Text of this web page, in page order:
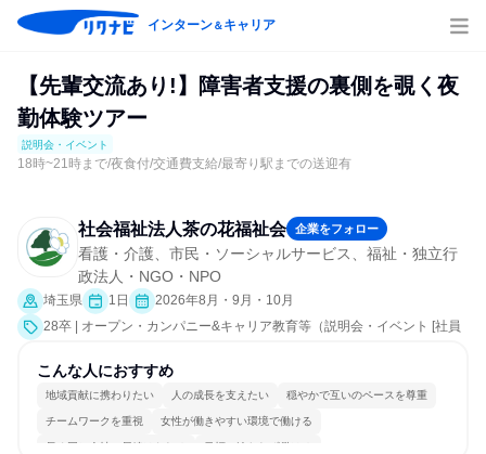
インターン＆キャリア
【先輩交流あり!】障害者支援の裏側を覗く夜
勤体験ツアー
説明会・イベント
18時~21時まで/夜食付/交通費支給/最寄り駅までの送迎有
社会福祉法人茶の花福祉会 企業をフォロー
看護・介護、市民・ソーシャルサービス、福祉・独立行
政法人・NGO・NPO
埼玉県 1日
2026年8月・9月・10月
28卒 | オープン・カンパニー&キャリア教育等（説明会・イベント [社員
こんな人におすすめ
地域貢献に携わりたい 人の成長を支えたい 穏やかで互いのペースを尊重
チームワークを重視 女性が働きやすい環境で働ける
長く同じ会社に居続けられる 目標に追われず働ける